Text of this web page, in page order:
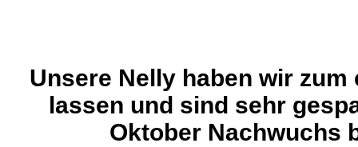
Unsere Nelly haben wir zum
lassen und sind sehr
Oktober Nachwuchs